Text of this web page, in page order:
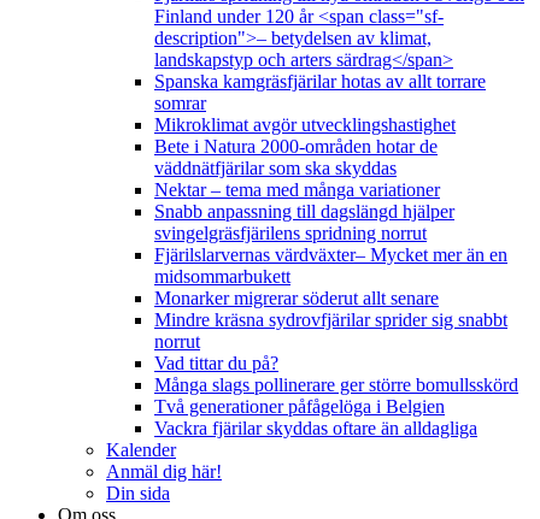
Finland under 120 år <span class="sf-
description">– betydelsen av klimat,
landskapstyp och arters särdrag</span>
Spanska kamgräsfjärilar hotas av allt torrare
somrar
Mikroklimat avgör utvecklingshastighet
Bete i Natura 2000-områden hotar de
väddnätfjärilar som ska skyddas
Nektar – tema med många variationer
Snabb anpassning till dagslängd hjälper
svingelgräsfjärilens spridning norrut
Fjärilslarvernas värdväxter– Mycket mer än en
midsommarbukett
Monarker migrerar söderut allt senare
Mindre kräsna sydrovfjärilar sprider sig snabbt
norrut
Vad tittar du på?
Många slags pollinerare ger större bomullsskörd
Två generationer påfågelöga i Belgien
Vackra fjärilar skyddas oftare än alldagliga
Kalender
Anmäl dig här!
Din sida
Om oss